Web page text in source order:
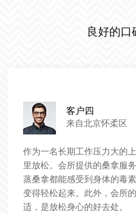
良好的口
客户五
来自北京怀柔区
于这家养生桑拿会所的服务非常
师们都经过专业的培训，服务非
喜欢这里的个性化服务，每次来
的养生项目，让我的身体得到了